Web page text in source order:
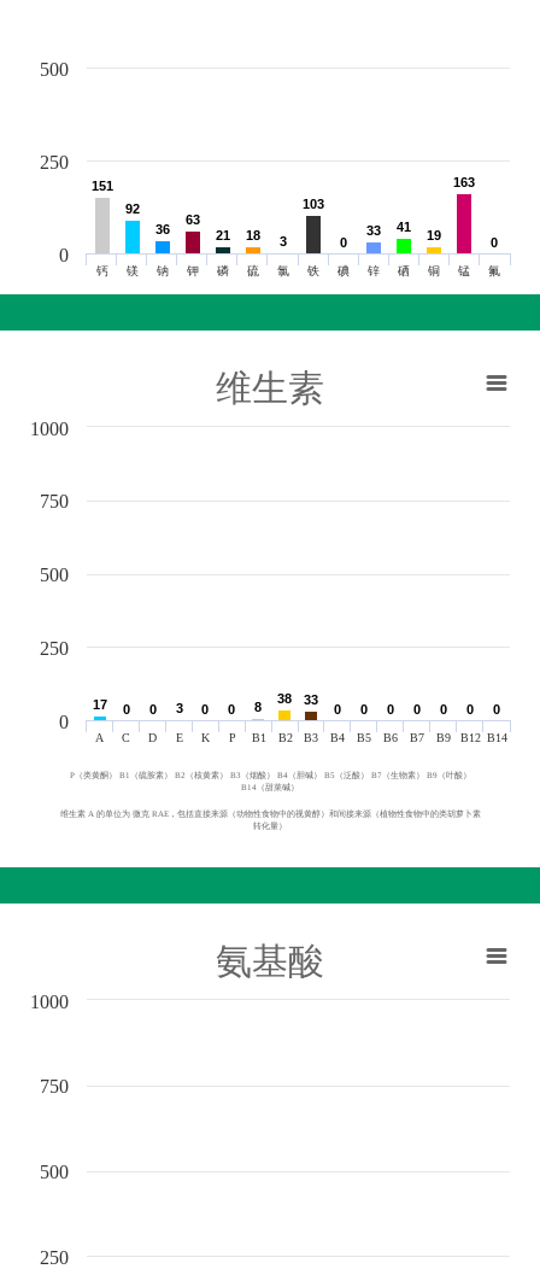
151
151
92
92
36
36
63
63
21
21 18
18 3
3
103
103
0
0
33
33 41
41
19
19
163
163
0
0
钙 镁 钠 钾 磷 硫 氯 铁 碘 锌 硒 铜 锰 氟
0
250
500
维生素
17
17 0
0 0
0 3
3 0
0 0
0 8
8
38
38 33
33
0
0 0
0 0
0 0
0 0
0 0
0 0
0
A C D E K P B1 B2 B3 B4 B5 B6 B7 B9 B12 B14
0
250
500
750
1000
P（类黄酮） B1（硫胺素） B2（核黄素） B3（烟酸） B4（胆碱） B5（泛酸） B7（生物素） B9（叶酸）
B14（甜菜碱）
维生素 A 的单位为 微克 RAE，包括直接来源（动物性食物中的视黄醇）和间接来源（植物性食物中的类胡萝卜素
转化量）
氨基酸
250
500
750
1000